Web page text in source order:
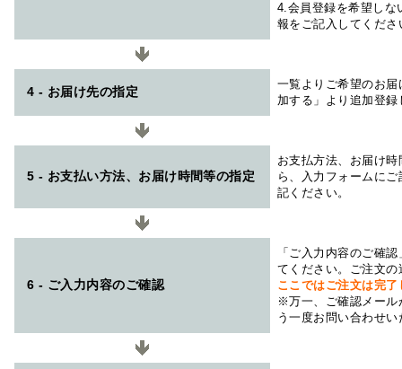
4.会員登録を希望しな
報をご記入してくださ
4 - お届け先の指定
一覧よりご希望のお
加する」より追加登
5 - お支払い方法、お届け時間等の指定
お支払方法、お届け
ら、入力フォームに
記ください。
6 - ご入力内容のご確認
「ご入力内容のご確
てください。ご注文
ここではご注文は完
※万一、ご確認メール
う一度お問い合わせ